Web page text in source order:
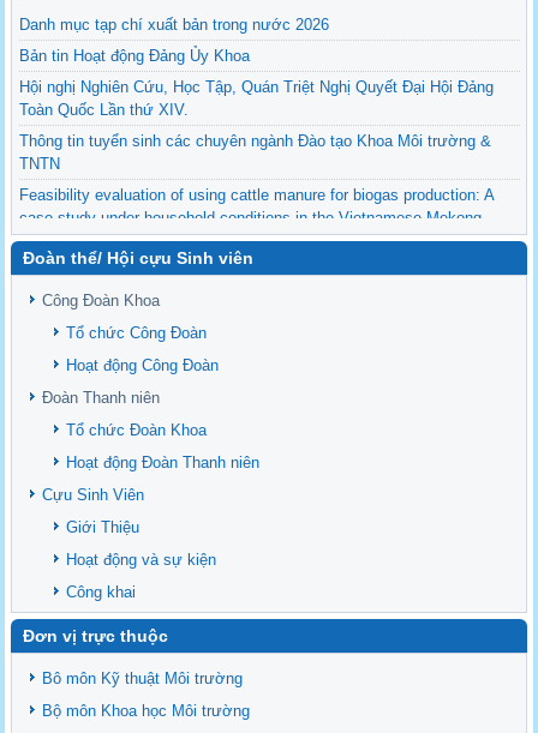
Danh mục tạp chí xuất bản trong nước 2026
Bản tin Hoạt động Đảng Ủy Khoa
Hội nghị Nghiên Cứu, Học Tập, Quán Triệt Nghị Quyết Đại Hội Đảng
Toàn Quốc Lần thứ XIV.
Thông tin tuyển sinh các chuyên ngành Đào tạo Khoa Môi trường &
TNTN
Feasibility evaluation of using cattle manure for biogas production: A
case study under household conditions in the Vietnamese Mekong
Delta
Sediment properties in flood-based farming systems in the Vietnamese
upstream Mekong Delta
Danh mục tạp chí xuất bản Quốc Tế 2026
Danh Mục các Đề Tài NCKH cấp Tỉnh năm 2024
Văn bản - Quy định
Ban chấp hành Đảng bộ khoa
Đoàn thể/ Hội cựu Sinh viên
Công Đoàn Khoa
Tổ chức Công Đoàn
Hoạt động Công Đoàn
Đoàn Thanh niên
Tổ chức Đoàn Khoa
Hoạt động Đoàn Thanh niên
Cựu Sinh Viên
Giới Thiệu
Hoạt động và sự kiện
Công khai
Đơn vị trực thuộc
Bô môn Kỹ thuật Môi trường
Bộ môn Khoa học Môi trường